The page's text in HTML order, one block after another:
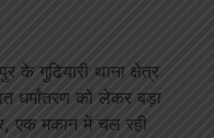
के गुढियारी थाना क्षेत्र
धर्मांतरण को लेकर बड़ा
एक मकान में चल रही